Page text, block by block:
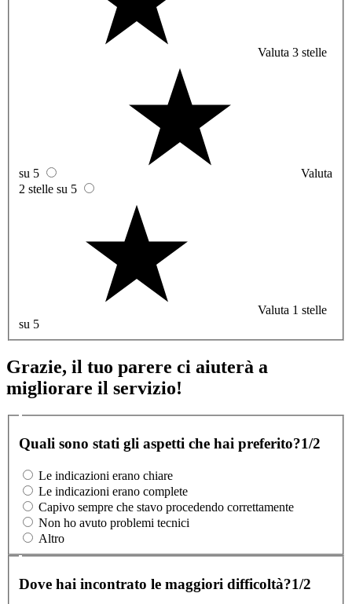
Valuta 3 stelle
su 5
Valuta
2 stelle su 5
Valuta 1 stelle
su 5
Grazie, il tuo parere ci aiuterà a
migliorare il servizio!
Quali sono stati gli aspetti che hai preferito?1/2
Le indicazioni erano chiare
Le indicazioni erano complete
Capivo sempre che stavo procedendo correttamente
Non ho avuto problemi tecnici
Altro
Dove hai incontrato le maggiori difficoltà?1/2